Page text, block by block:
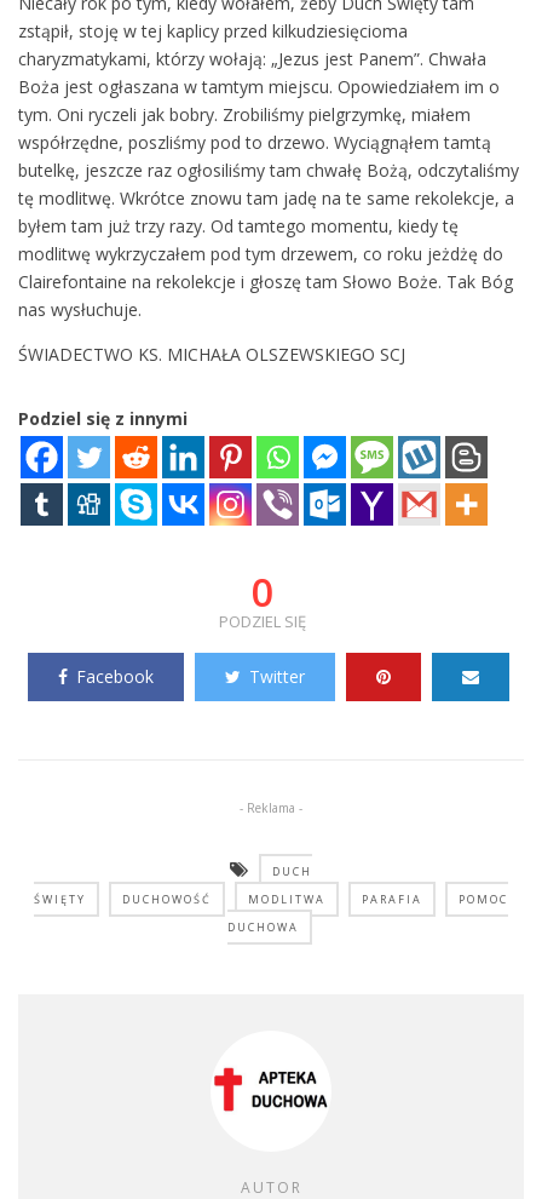
zstąpił, stoję w tej kaplicy przed kilkudziesięcioma
charyzmatykami, którzy wołają: „Jezus jest Panem”. Chwała
Boża jest ogłaszana w tamtym miejscu. Opowiedziałem im o
tym. Oni ryczeli jak bobry. Zrobiliśmy pielgrzymkę, miałem
współrzędne, poszliśmy pod to drzewo. Wyciągnąłem tamtą
butelkę, jeszcze raz ogłosiliśmy tam chwałę Bożą, odczytaliśmy
tę modlitwę. Wkrótce znowu tam jadę na te same rekolekcje, a
byłem tam już trzy razy. Od tamtego momentu, kiedy tę
modlitwę wykrzyczałem pod tym drzewem, co roku jeżdżę do
Clairefontaine na rekolekcje i głoszę tam Słowo Boże. Tak Bóg
nas wysłuchuje.
ŚWIADECTWO KS. MICHAŁA OLSZEWSKIEGO SCJ
Podziel się z innymi
0
PODZIEL SIĘ
Facebook Twitter
- Reklama -
DUCH
ŚWIĘTY
DUCHOWOŚĆ MODLITWA PARAFIA
POMOC
DUCHOWA
AUTOR